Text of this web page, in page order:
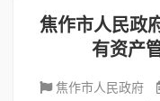
焦作市人民政
有资产
焦作市人民政府